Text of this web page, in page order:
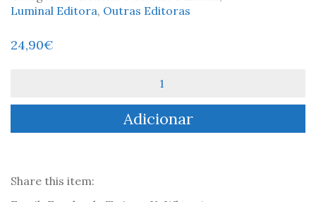
Luminal Editora, Outras Editoras
24,90€
Inegável
Douglas
Adicionar
Share this item: